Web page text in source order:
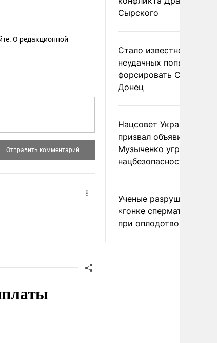
О редакционной
Сырского
Стало известно о
неудачных попытках
форсировать
Донец
Нацсовет Украины по
призвал объявить
Музыченко угрозой
нацбезопасности
Ученые разрушили миф
«гонке
при оплодотворении